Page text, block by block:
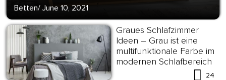
Betten/ June 10, 2021
Graues Schlafzimmer
Ideen – Grau ist eine
multifunktionale Farbe im
modernen Schlafbereich
24